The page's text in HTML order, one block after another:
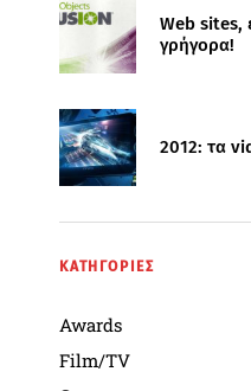
Web sites,
γρήγορα!
2012: τα
ΚΑΤΗΓΟΡΙΕΣ
Awards
Film/TV